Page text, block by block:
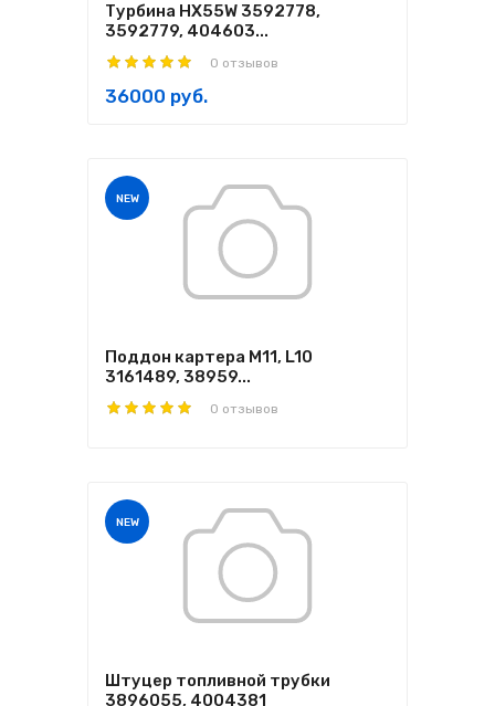
Турбина HX55W 3592778,
3592779, 404603...
0 отзывов
36000 руб.
NEW
Поддон картера M11, L10
3161489, 38959...
0 отзывов
NEW
Штуцер топливной трубки
3896055, 4004381